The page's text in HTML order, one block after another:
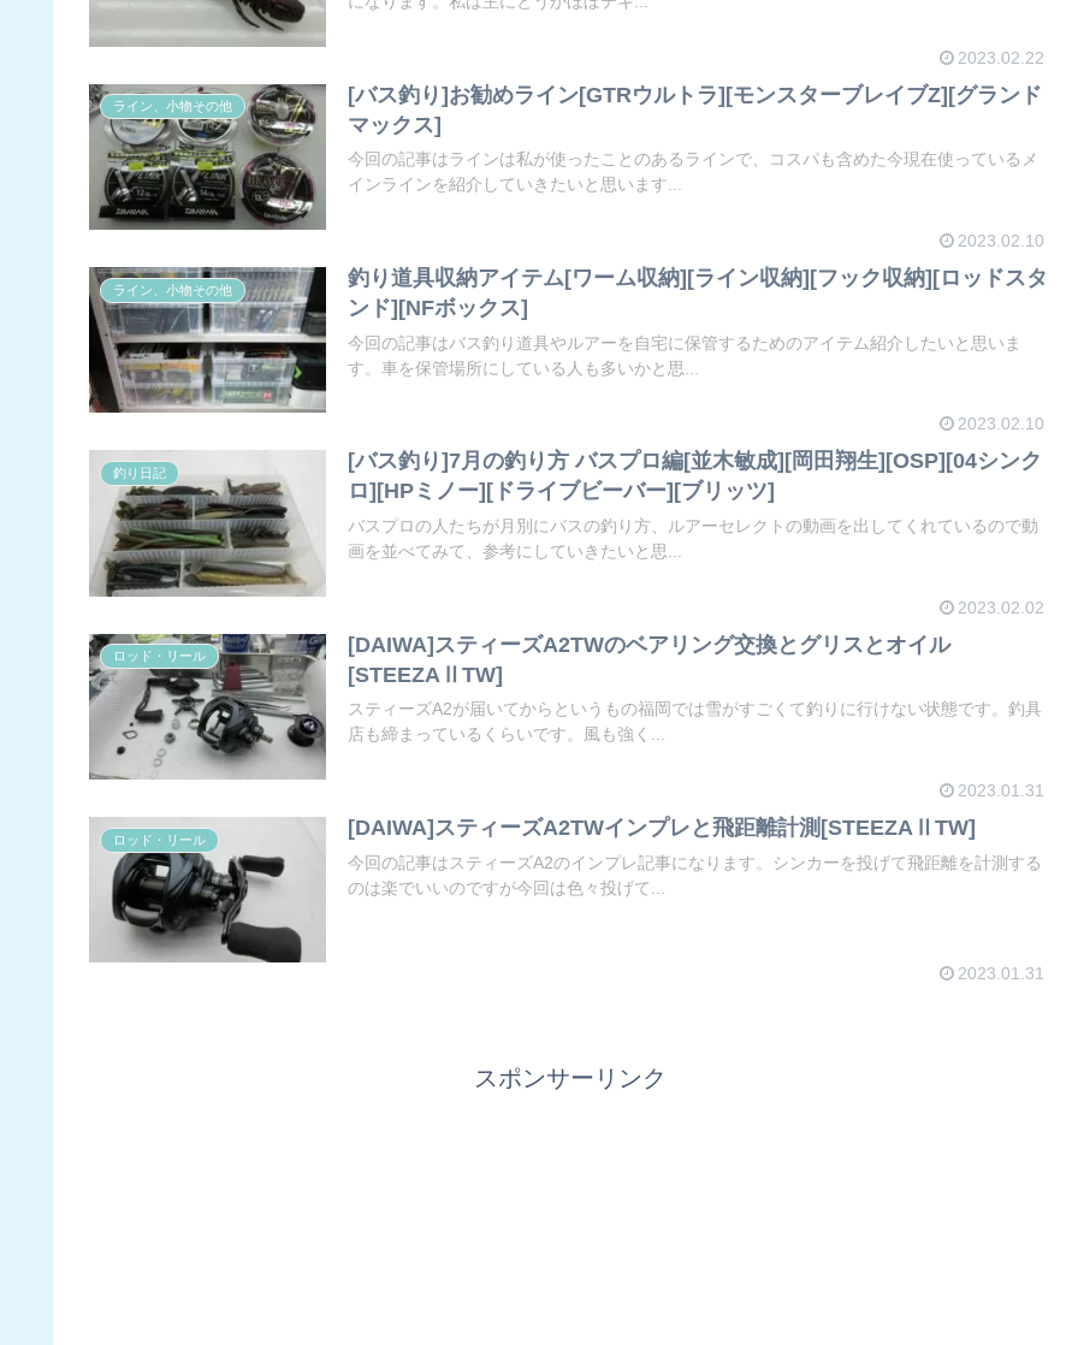
2023.02.22
ライン、小物その他
[バス釣り]お勧めライン[GTRウルトラ][モンスターブレイブZ][グランド
マックス]
今回の記事はラインは私が使ったことのあるラインで、コスパも含めた今現在使っているメ
インラインを紹介していきたいと思います...
2023.02.10
ライン、小物その他
釣り道具収納アイテム[ワーム収納][ライン収納][フック収納][ロッドスタ
ンド][NFボックス]
今回の記事はバス釣り道具やルアーを自宅に保管するためのアイテム紹介したいと思いま
す。車を保管場所にしている人も多いかと思...
2023.02.10
釣り日記
[バス釣り]7月の釣り方 バスプロ編[並木敏成][岡田翔生][OSP][04シンク
ロ][HPミノー][ドライブビーバー][ブリッツ]
バスプロの人たちが月別にバスの釣り方、ルアーセレクトの動画を出してくれているので動
画を並べてみて、参考にしていきたいと思...
2023.02.02
ロッド・リール
[DAIWA]スティーズA2TWのベアリング交換とグリスとオイル
[STEEZAⅡTW]
スティーズA2が届いてからというもの福岡では雪がすごくて釣りに行けない状態です。釣具
店も締まっているくらいです。風も強く...
2023.01.31
ロッド・リール [DAIWA]スティーズA2TWインプレと飛距離計測[STEEZAⅡTW]
今回の記事はスティーズA2のインプレ記事になります。シンカーを投げて飛距離を計測する
のは楽でいいのですが今回は色々投げて...
2023.01.31
スポンサーリンク